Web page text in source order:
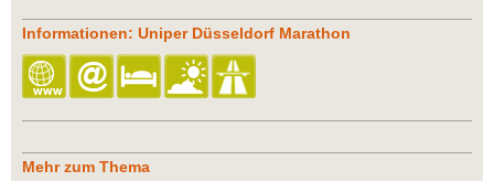
Informationen: Uniper Düsseldorf Marathon
Mehr zum Thema